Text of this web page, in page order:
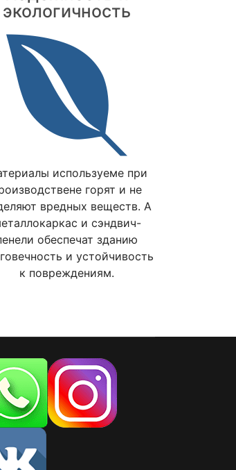
экологичность
используеме при
горят и не
вредных веществ. А
и сэндвич-
обеспечат зданию
и устойчивость
к повреждениям.